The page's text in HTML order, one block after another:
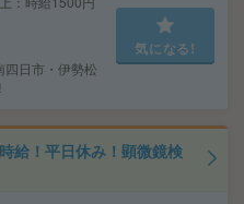
四日市・伊勢松
気になる!
給！平日休み！顕微鏡検